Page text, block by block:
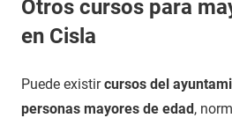
Otros cursos para
en Cisla
Puede existircursos del
personas mayores de edad,